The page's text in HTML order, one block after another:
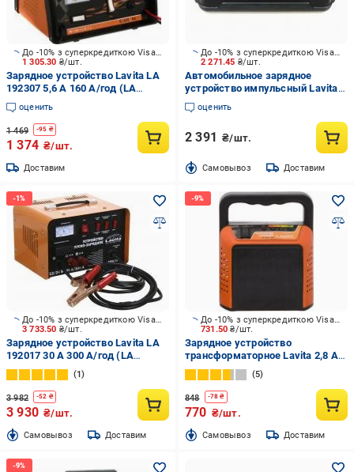
1 305.30 ₴/шт.
До -10% з суперкредиткою Visa Вигода
Зарядное устройство Lavita LA
192307 5,6 А 160 А/год (LA
192307)
оценить
1 469 -95 ₴
1 374 ₴/шт.
Доставим
2 271.45 ₴/шт.
До -10% з суперкредиткою Visa Вигода
Автомобильное зарядное
устройство импульсный Lavita
10 А 300 А/год (LA 192230)
оценить
2 391 ₴/шт.
Cамовывоз Доставим
3 733.50 ₴/шт.
До -10% з суперкредиткою Visa Вигода
Зарядное устройство Lavita LA
192017 30 А 300 А/год (LA
192017)
1
3 982 -52 ₴
3 930 ₴/шт.
Cамовывоз Доставим
731.50₴/шт.
До -10% з суперкредиткою Visa Вигода
Зарядное устройство
трансформаторное Lavita 2,8 А
80 А/год (LA 192202)
5
848 -78 ₴
770 ₴/шт.
Cамовывоз Доставим